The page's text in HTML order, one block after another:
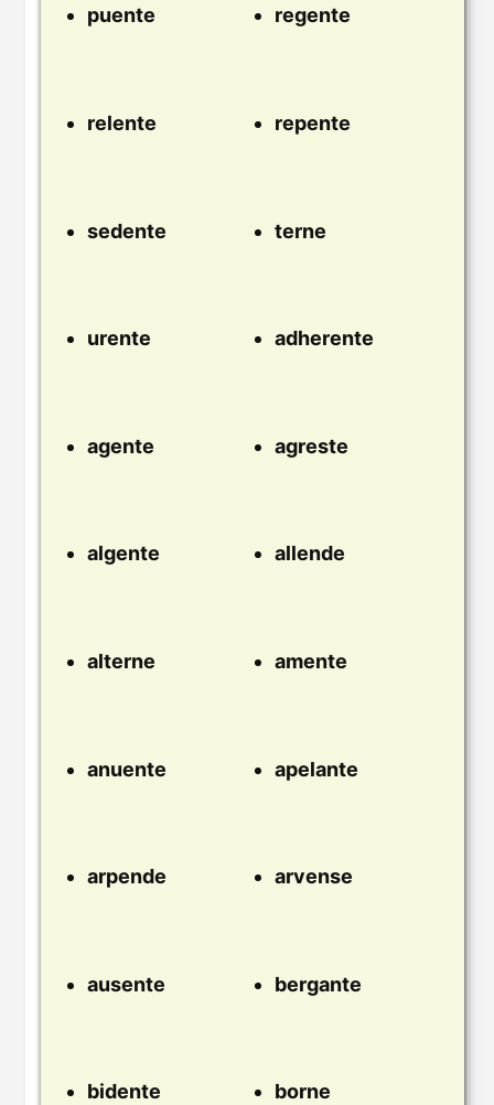
puente regente
relente repente
sedente terne
urente adherente
agente agreste
algente allende
alterne amente
anuente apelante
arpende arvense
ausente bergante
bidente borne